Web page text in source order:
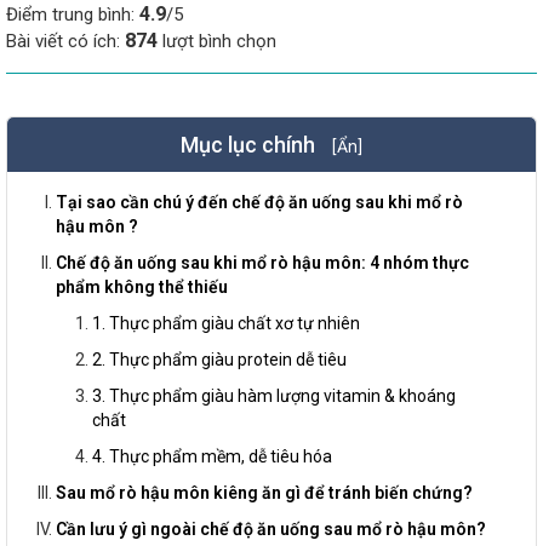
Điểm trung bình: 4.9/5
Bài viết có ích: 874 lượt bình chọn
Mục lục chính [Ẩn]
Tại sao cần chú ý đến chế độ ăn uống sau khi mổ rò
hậu môn ?
Chế độ ăn uống sau khi mổ rò hậu môn: 4 nhóm thực
phẩm không thể thiếu
1. Thực phẩm giàu chất xơ tự nhiên
2. Thực phẩm giàu protein dễ tiêu
3. Thực phẩm giàu hàm lượng vitamin & khoáng
chất
4. Thực phẩm mềm, dễ tiêu hóa
Sau mổ rò hậu môn kiêng ăn gì để tránh biến chứng?
Cần lưu ý gì ngoài chế độ ăn uống sau mổ rò hậu môn?